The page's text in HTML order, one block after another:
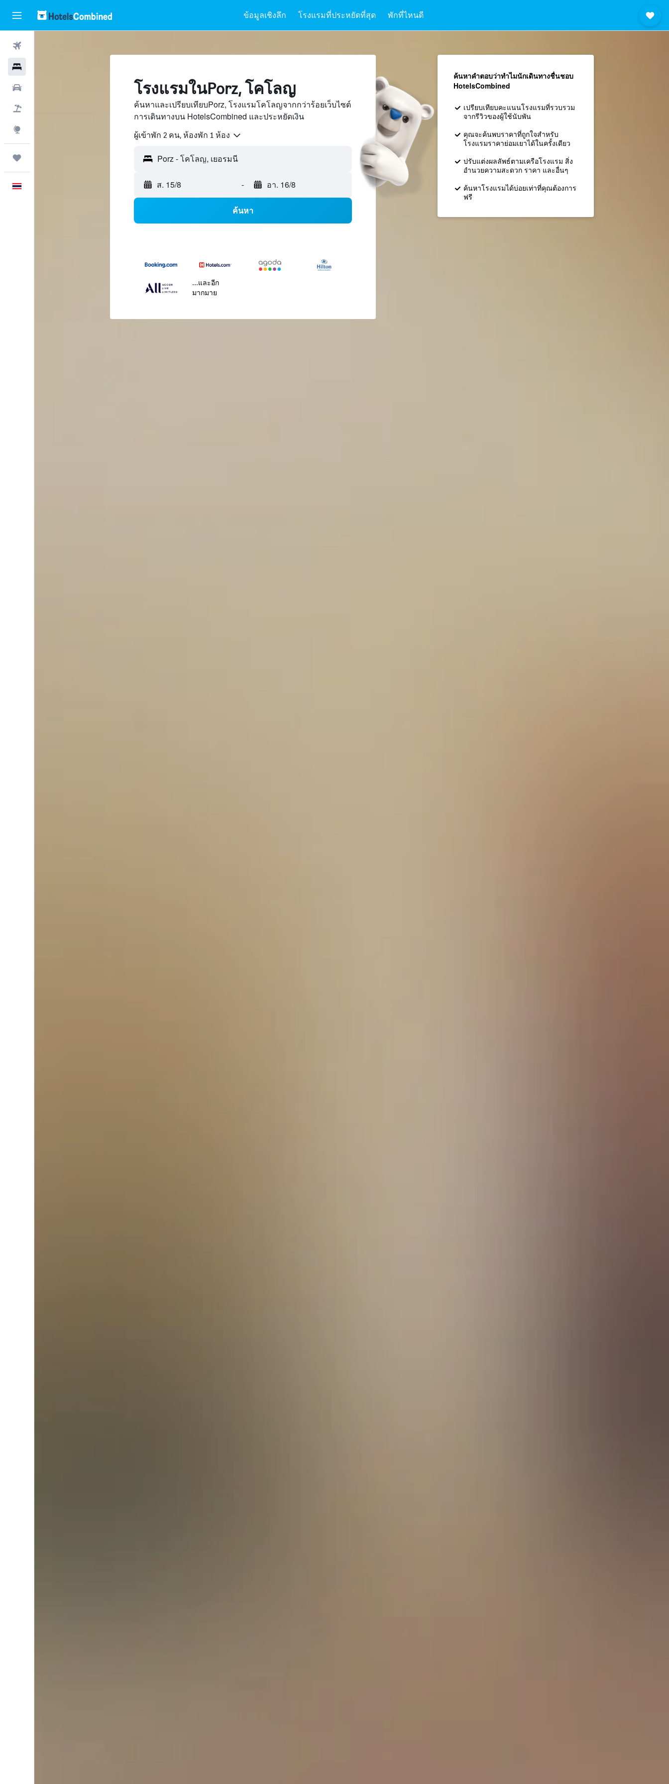
ข้อมูลเชิงลึก โรงแรมที่ประหยัดที่สุด พักที่ไหนดี
โรงแรมในPorz, โคโลญ
ค้นหาและเปรียบเทียบPorz, โรงแรมโคโลญจากกว่าร้อยเว็บไซต์
การเดินทางบน HotelsCombined และประหยัดเงิน
ผู้เข้าพัก 2 คน, ห้องพัก 1 ห้อง
ส. 15/8 - อา. 16/8
ค้นหา
...และอีก
มากมาย
ค้นหาคำตอบว่าทำไมนักเดินทางชื่นชอบ
HotelsCombined
เปรียบเทียบคะแนนโรงแรมที่รวบรวม
จากรีวิวของผู้ใช้นับพัน
คุณจะค้นพบราคาที่ถูกใจสำหรับ
โรงแรมราคาย่อมเยาได้ในครั้งเดียว
ปรับแต่งผลลัพธ์ตามเครือโรงแรม สิ่ง
อำนวยความสะดวก ราคา และอื่นๆ
ค้นหาโรงแรมได้บ่อยเท่าที่คุณต้องการ
ฟรี